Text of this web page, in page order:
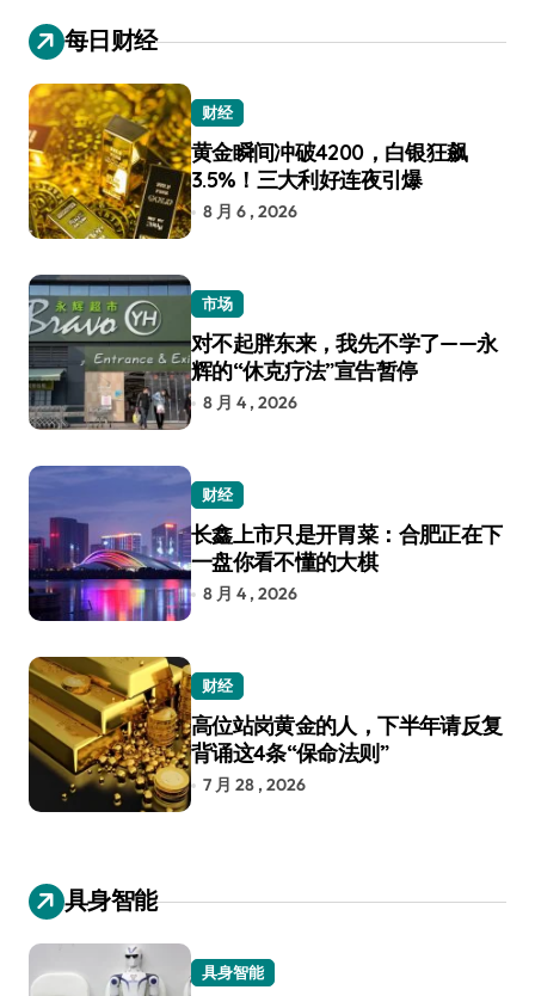
每日财经
财经
黄金瞬间冲破4200，白银狂飙
3.5%！三大利好连夜引爆
8 月 6 , 2026
市场
对不起胖东来，我先不学了——永
辉的“休克疗法”宣告暂停
8 月 4 , 2026
财经
长鑫上市只是开胃菜：合肥正在下
一盘你看不懂的大棋
8 月 4 , 2026
财经
高位站岗黄金的人，下半年请反复
背诵这4条“保命法则”
7 月 28 , 2026
具身智能
具身智能